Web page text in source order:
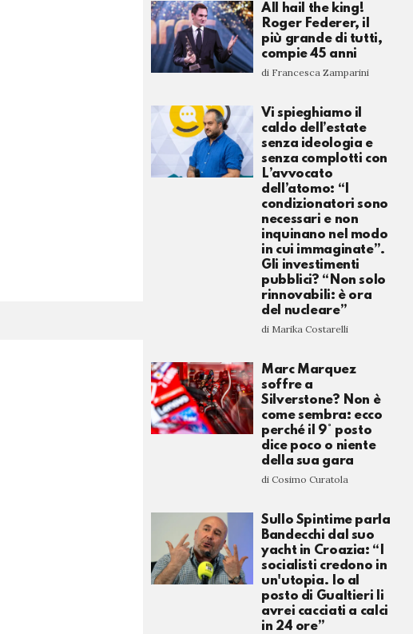
All hail the king!
Roger Federer, il
più grande di tutti,
compie 45 anni
di Francesca Zamparini
Vi spieghiamo il
caldo dell’estate
senza ideologia e
senza complotti con
L’avvocato
dell’atomo: “I
condizionatori sono
necessari e non
inquinano nel modo
in cui immaginate”.
Gli investimenti
pubblici? “Non solo
rinnovabili: è ora
del nucleare”
di Marika Costarelli
Marc Marquez
soffre a
Silverstone? Non è
come sembra: ecco
perché il 9° posto
dice poco o niente
della sua gara
di Cosimo Curatola
Sullo Spintime parla
Bandecchi dal suo
yacht in Croazia: “I
socialisti credono in
un'utopia. Io al
posto di Gualtieri li
avrei cacciati a calci
in 24 ore”